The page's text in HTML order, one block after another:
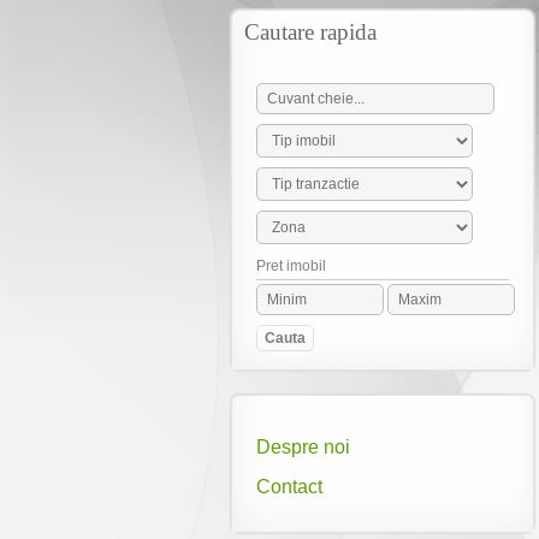
ADAUGA OFERTA
Cautare rapida
Pret imobil
Despre noi
Contact